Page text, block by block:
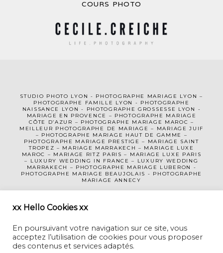
COURS PHOTO
STUDIO PHOTO LYON - PHOTOGRAPHE MA RIAGE LYON –
PHOTOGRAPHE FAMILLE LYON
- PHOTOGRAPHE
NAISSANCE LYON - PHOTOGRAPHE GROSSESSE LYON
-
MARIAGE EN PROVENCE
– PHOTOGRAPHE MARIAGE
CÔTE D’AZUR – PHOTOGRAPHE MARIAGE MAROC –
MEILLEUR PHOTOGRAPHE DE MARIAGE – MARIAGE JUIF
– PHOTOGRAPHE MARIAGE HAUT DE GAMME
–
PHOTOGRAPHE MARIAGE PRESTIGE – MARIAGE SAINT
TROPEZ – MARIAGE MARRAKECH – MARIAGE LUXE
MAROC
– MARIAGE RITZ PARIS – MARIAGE LUXE PARIS
– LUXURY WEDDING IN FRANCE – LUXURY WEDDING
MARRAKECH – PHOTOGRAPHE MARIAGE LUBERON -
PHOTOGRAPHE MARIAGE BEAUJOLAIS - PHOTOGRAPHE
MARIAGE ANNECY
xx Hello Cookies xx
En poursuivant votre navigation sur ce site, vous
acceptez l’utilisation de cookies pour vous proposer
des contenus et services adaptés.